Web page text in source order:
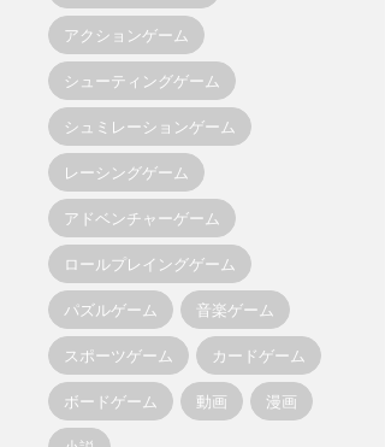
アクションゲーム
シューティングゲーム
シュミレーションゲーム
レーシングゲーム
アドベンチャーゲーム
ロールプレイングゲーム
パズルゲーム 音楽ゲーム
スポーツゲーム カードゲーム
ボードゲーム 動画 漫画